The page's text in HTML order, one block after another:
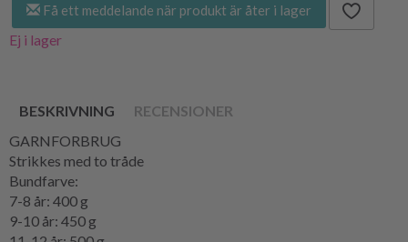
Få ett meddelande när produkt är åter i lager
Ej i lager
BESKRIVNING
RECENSIONER
GARNFORBRUG
Strikkes med to tråde
Bundfarve:
7-8 år: 400 g
9-10 år: 450 g